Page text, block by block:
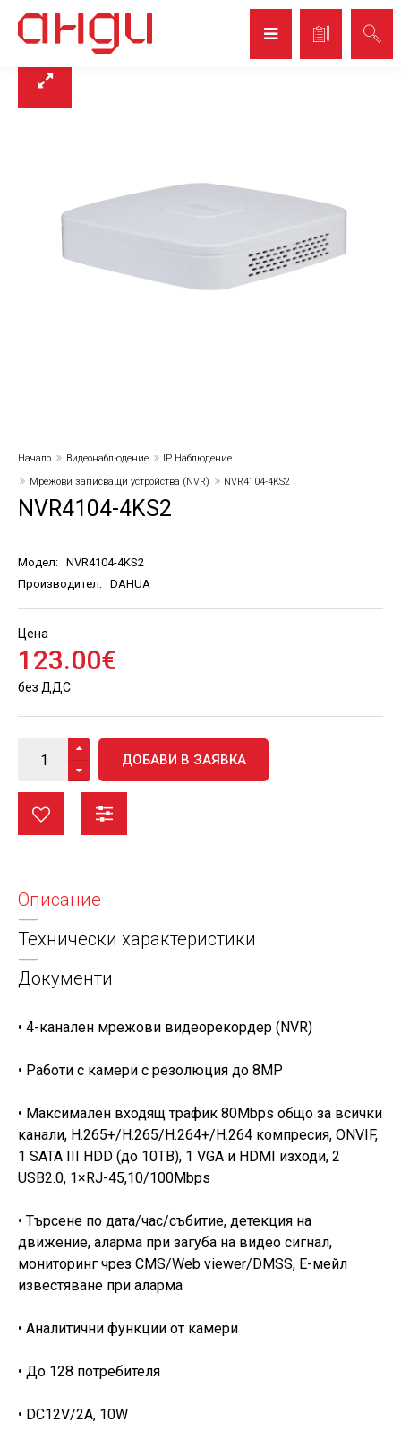
Начало Видеонаблюдение
IP Наблюдение
Мрежови записващи устройства (NVR)
NVR4104-4KS2
NVR4104-4KS2
Модел: NVR4104-4KS2
Производител: DAHUA
Цена
123.00€
без ДДС
ДОБАВИ В ЗАЯВКА
Описание
Технически характеристики
Документи
• 4-канален мрежови видeoрекордер (NVR)
• Работи с камери с резолюция до 8MР
• Максимален входящ трафик 80Mbps общо за всички
канали, H.265+/H.265/H.264+/H.264 компресия, ONVIF,
1 SATA III HDD (до 10TB), 1 VGA и HDMI изходи, 2
USB2.0, 1×RJ-45,10/100Mbps
• Търсене по дата/час/събитие, детекция на
движение, аларма при загуба на видео сигнал,
мониторинг чрез CMS/Web viewer/DMSS, Е-мейл
известяване при аларма
• Аналитични функции от камери
• До 128 потребителя
• DC12V/2A, 10W